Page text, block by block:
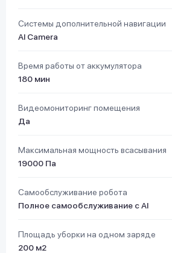
Системы дополнительной навигации
AI Camera
Время работы от аккумулятора
180 мин
Видеомониторинг помещения
Да
Максимальная мощность всасывания
19000 Па
Самообслуживание робота
Полное самообслуживание с AI
Площадь уборки на одном заряде
200 м2